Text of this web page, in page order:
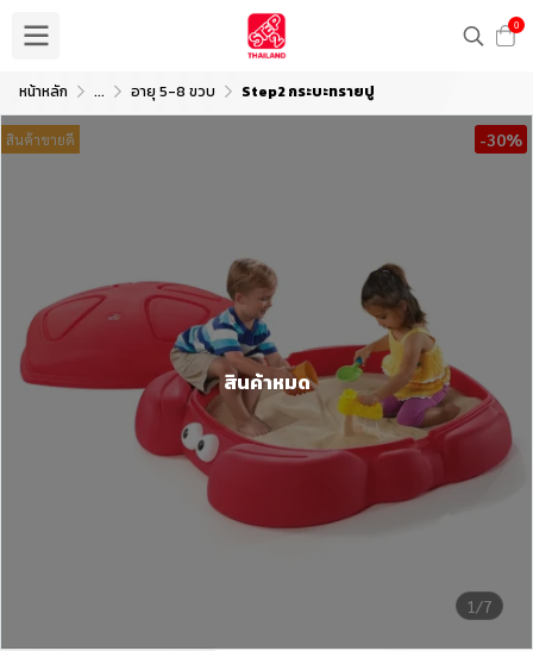
0
หน้าหลัก ... อายุ 5-8 ขวบ Step2 กระบะทรายปู
1/7
สินค้าขายดี -30%
สินค้าหมด